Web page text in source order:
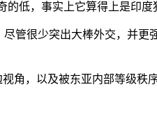
低，事实上它算得上是印度
管很少突出大棒外交，并更
角，以及被东亚内部等级秩